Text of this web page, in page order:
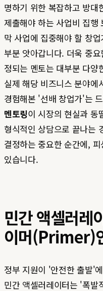
명하기 위한 복잡하고 방대
제출해야 하는 사업비 집행
막 사업에 집중해야 할 창
부분 앗아갑니다. 더욱 중
정되는 멘토는 대부분 다양
실제 해당 비즈니스 분야에
경험해본 '선배 창업가'는
멘토링이 시장의 현실과 동
형식적인 상담으로 끝나는
결정하는 중요한 순간에,
있습니다.
민간 액셀러레
이머(Primer)
정부 지원이 '안전한 출발'
민간 액셀러레이터는 '폭발